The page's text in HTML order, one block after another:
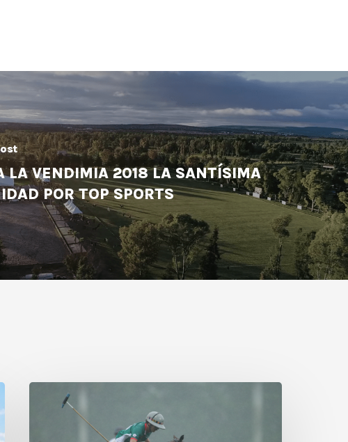
LA VENDIMIA 2018 LA SANTÍSIMA
POR TOP SPORTS